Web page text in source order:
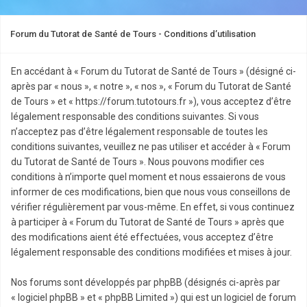
Forum du Tutorat de Santé de Tours - Conditions d’utilisation
En accédant à « Forum du Tutorat de Santé de Tours » (désigné ci-
après par « nous », « notre », « nos », « Forum du Tutorat de Santé
de Tours » et « https://forum.tutotours.fr »), vous acceptez d’être
légalement responsable des conditions suivantes. Si vous
n’acceptez pas d’être légalement responsable de toutes les
conditions suivantes, veuillez ne pas utiliser et accéder à « Forum
du Tutorat de Santé de Tours ». Nous pouvons modifier ces
conditions à n’importe quel moment et nous essaierons de vous
informer de ces modifications, bien que nous vous conseillons de
vérifier régulièrement par vous-même. En effet, si vous continuez
à participer à « Forum du Tutorat de Santé de Tours » après que
des modifications aient été effectuées, vous acceptez d’être
légalement responsable des conditions modifiées et mises à jour.
Nos forums sont développés par phpBB (désignés ci-après par
« logiciel phpBB » et « phpBB Limited ») qui est un logiciel de forum